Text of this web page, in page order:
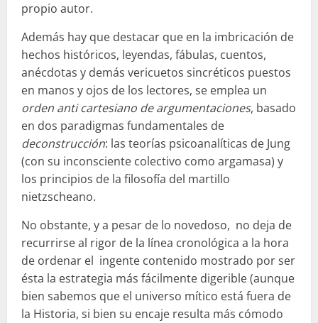
propio autor.
Además hay que destacar que en la imbricación de
hechos históricos, leyendas, fábulas, cuentos,
anécdotas y demás vericuetos sincréticos puestos
en manos y ojos de los lectores, se emplea un
orden anti cartesiano de argumentaciones, basado
en dos paradigmas fundamentales de
deconstrucción: las teorías psicoanalíticas de Jung
(con su inconsciente colectivo como argamasa) y
los principios de la filosofía del martillo
nietzscheano.
No obstante, y a pesar de lo novedoso, no deja de
recurrirse al rigor de la línea cronológica a la hora
de ordenar el ingente contenido mostrado por ser
ésta la estrategia más fácilmente digerible (aunque
bien sabemos que el universo mítico está fuera de
la Historia, si bien su encaje resulta más cómodo